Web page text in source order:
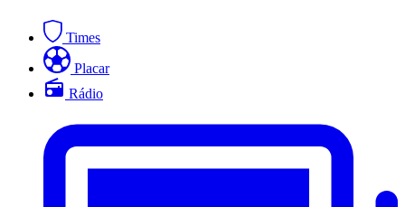
Times
Placar
Rádio